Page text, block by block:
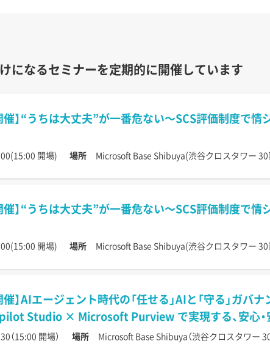
になるセミナーを定期的に開催しています
催】“うちは大丈夫”が一番危ない〜SCS評価制度で
開場) 場所 Microsoft Base Shibuya(渋谷クロスタワー 30
催】“うちは大丈夫”が一番危ない〜SCS評価制度で
開場) 場所 Microsoft Base Shibuya(渋谷クロスタワー 30
催】AIエージェント時代の「任せる」AIと「守る」ガバ
Studio × Microsoft Purview で実現する、安心・
（15:00 開場） 場所 Microsoft Base Shibuya（渋谷クロスタワー 30